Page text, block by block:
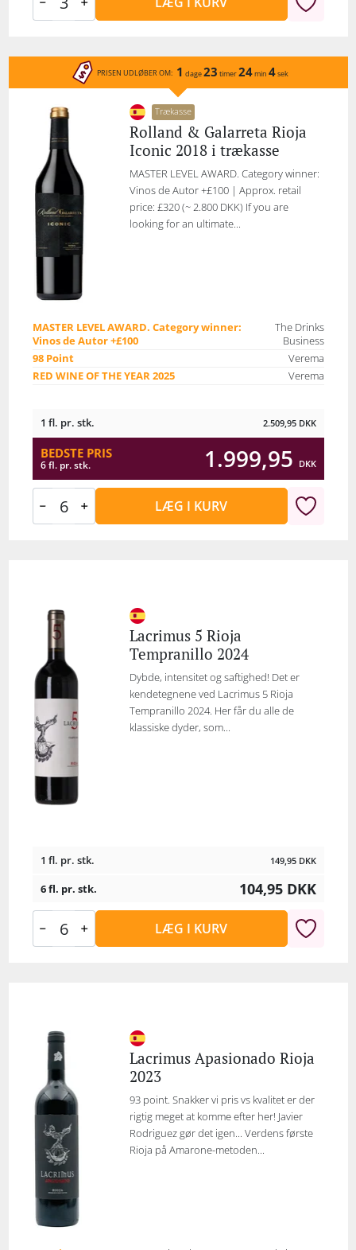
PRISEN UDLØBER OM: 1 dage23 timer24min 4sek
Trækasse
Rolland & Galarreta Rioja
Iconic 2018 i trækasse
MASTER LEVEL AWARD. Category winner:
Vinos de Autor +£100 | Approx. retail
price: £320 (~ 2.800 DKK) If you are
looking for an ultimate...
MASTER LEVEL AWARD. Category winner:
Vinos de Autor +£100
The Drinks
Business
98 Point
Verema
RED WINE OF THE YEAR 2025
Verema
1 fl. pr. stk. 2.509,95 DKK
BEDSTE PRIS
6 fl. pr. stk. 1.999,95 DKK
LÆG I KURV
Lacrimus 5 Rioja
Tempranillo 2024
Dybde, intensitet og saftighed! Det er
kendetegnene ved Lacrimus 5 Rioja
Tempranillo 2024. Her får du alle de
klassiske dyder, som...
1 fl. pr. stk. 149,95 DKK
6 fl. pr. stk. 104,95 DKK
LÆG I KURV
Lacrimus Apasionado Rioja
2023
93 point. Snakker vi pris vs kvalitet er der
rigtig meget at komme efter her! Javier
Rodriguez gør det igen... Verdens første
Rioja på Amarone-metoden...